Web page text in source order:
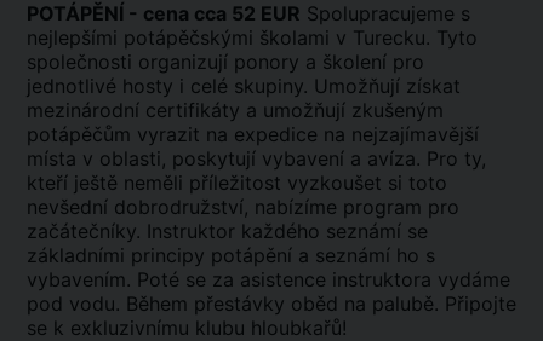
POTÁPĚNÍ - cena cca 52 EUR Spolupracujeme s
nejlepšími potápěčskými školami v Turecku. Tyto
společnosti organizují ponory a školení pro
jednotlivé hosty i celé skupiny. Umožňují získat
mezinárodní certifikáty a umožňují zkušeným
potápěčům vyrazit na expedice na nejzajímavější
místa v oblasti, poskytují vybavení a avíza. Pro ty,
kteří ještě neměli příležitost vyzkoušet si toto
nevšední dobrodružství, nabízíme program pro
začátečníky. Instruktor každého seznámí se
základními principy potápění a seznámí ho s
vybavením. Poté se za asistence instruktora vydáme
pod vodu. Během přestávky oběd na palubě. Připojte
se k exkluzivnímu klubu hloubkařů!